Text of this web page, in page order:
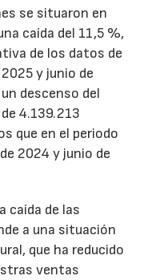
se situaron en
caída del 11,5 %,
de los datos de
y junio de
descenso del
4.139.213
que en el periodo
2024 y junio de
caída de las
a una situación
que ha reducido
ventas